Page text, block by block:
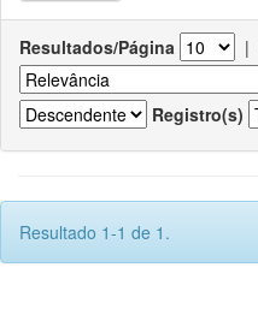
Resultados/Página |
Registro(s)
Resultado 1-1 de 1.